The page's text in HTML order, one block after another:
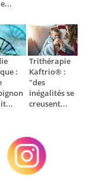
:
Trithérapie
Kaftrio® :
"des
inégalités se
creusent...